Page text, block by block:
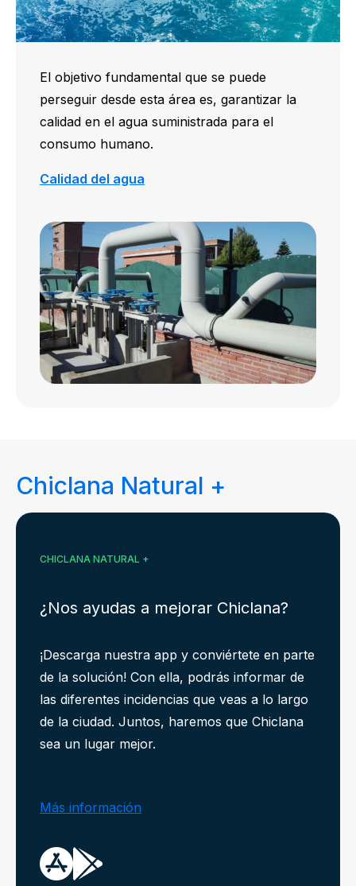
El objetivo fundamental que se puede
perseguir desde esta área es, garantizar la
calidad en el agua suministrada para el
consumo humano.
Calidad del agua
Chiclana Natural +
CHICLANA NATURAL +
¿Nos ayudas a mejorar Chiclana?
¡Descarga nuestra app y conviértete en parte
de la solución! Con ella, podrás informar de
las diferentes incidencias que veas a lo largo
de la ciudad. Juntos, haremos que Chiclana
sea un lugar mejor.
Más información